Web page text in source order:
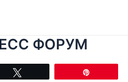
ФОРУМ